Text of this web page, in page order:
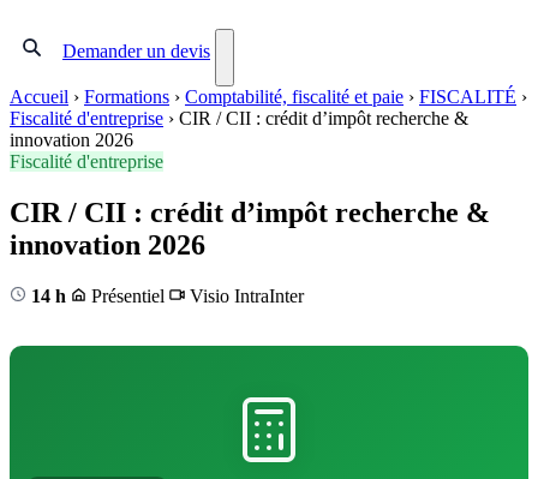
Demander un devis
Accueil › Formations › Comptabilité, fiscalité et paie › FISCALITÉ ›
Fiscalité d'entreprise › CIR / CII : crédit d’impôt recherche &
innovation 2026
Fiscalité d'entreprise
CIR / CII : crédit d’impôt recherche &
innovation 2026
14 h Présentiel Visio IntraInter